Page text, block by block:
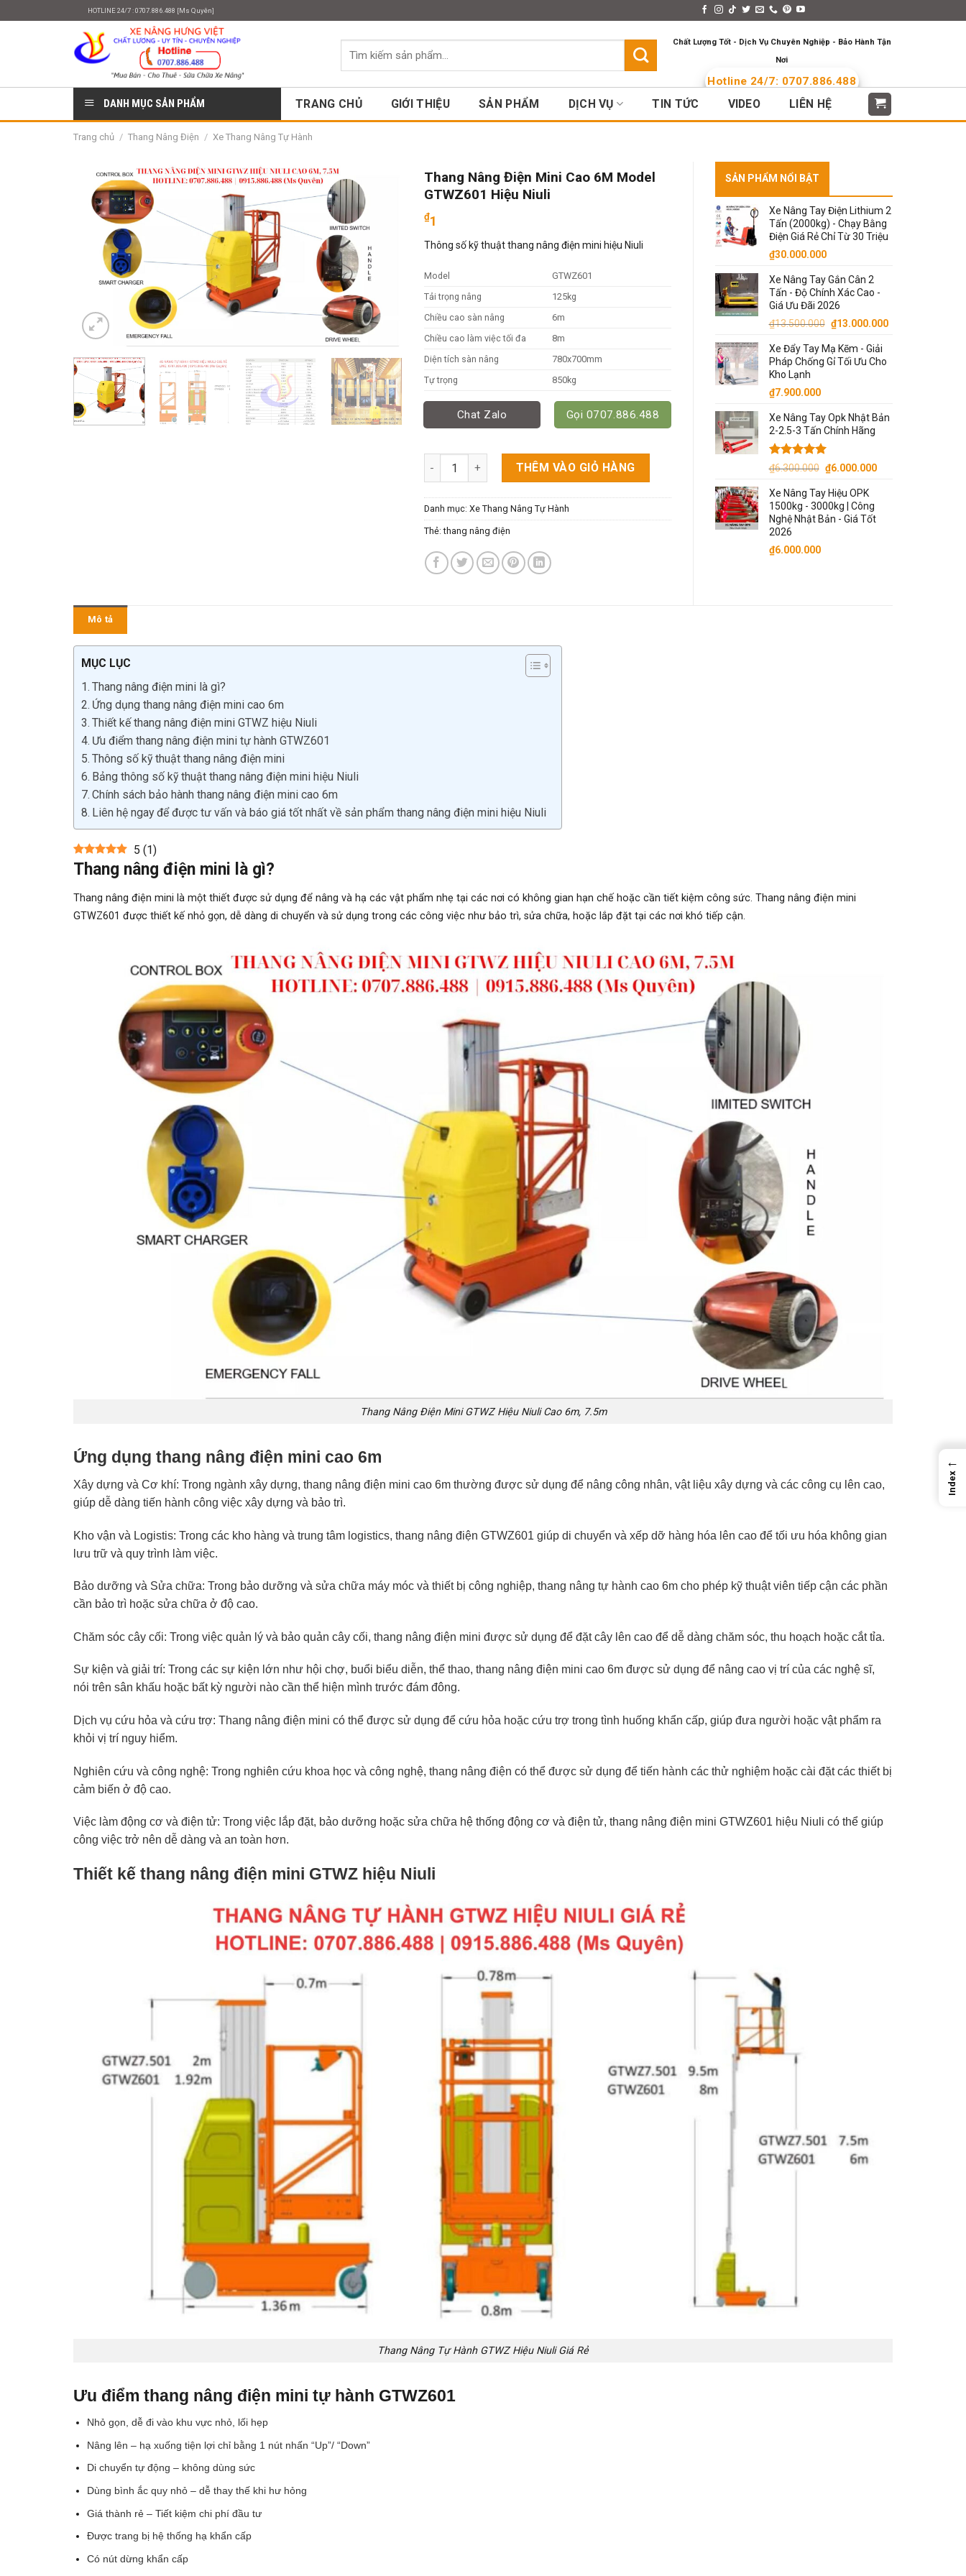
HOTLINE 24/7 : 0707.886.488 [Ms Quyên]
Tìm
Chất Lượng Tốt - Dịch Vụ Chuyên Nghiệp - Bảo Hành Tận
Nơi
Hotline 24/7: 0707.886.488
DANH MỤC SẢN PHẨM
TRANG CHỦ GIỚI THIỆU SẢN PHẨM DỊCH VỤ TIN TỨC VIDEO LIÊN HỆ
Trang chủ / Thang Nâng Điện / Xe Thang Nâng Tự Hành
Thang Nâng Điện Mini Cao 6M Model
GTWZ601 Hiệu Niuli
₫1
Thông số kỹ thuật thang nâng điện mini hiệu Niuli
Model
GTWZ601
Tải trọng nâng
125kg
Chiều cao sàn nâng
6m
Chiều cao làm việc tối đa
8m
Diện tích sàn nâng
780x700mm
Tự trọng
850kg
Chat Zalo Gọi 0707.886.488
Thang Nâng Điện Mini Cao 6M Model GTWZ601 Hiệu Niuli số lượng
THÊM VÀO GIỎ HÀNG
Danh mục: Xe Thang Nâng Tự Hành
Thẻ:thang nâng điện
SẢN PHẨM NỔI BẬT
Xe Nâng Tay Điện Lithium 2
Tấn (2000kg) - Chạy Bằng
Điện Giá Rẻ Chỉ Từ 30 Triệu
₫30.000.000
Xe Nâng Tay Gắn Cân 2
Tấn - Độ Chính Xác Cao -
Giá Ưu Đãi 2026
₫13.500.000 Giá
là:
₫13.500.000.
₫13.000.000Giá
Xe Đẩy Tay Mạ Kẽm - Giải
Pháp Chống Gỉ Tối Ưu Cho
Kho Lạnh
₫7.900.000
Xe Nâng Tay Opk Nhật Bản
2-2.5-3 Tấn Chính Hãng
Được xếp
5 sao
₫6.300.000 Giá
là:
₫6.300.000.
₫6.000.000Giá
₫6.000.000.
Xe Nâng Tay Hiệu OPK
1500kg - 3000kg | Công
Nghệ Nhật Bản - Giá Tốt
2026
₫6.000.000
Mô tả
MỤC LỤC
Thang nâng điện mini là gì?
Ứng dụng thang nâng điện mini cao 6m
Thiết kế thang nâng điện mini GTWZ hiệu Niuli
Ưu điểm thang nâng điện mini tự hành GTWZ601
Thông số kỹ thuật thang nâng điện mini
Bảng thông số kỹ thuật thang nâng điện mini hiệu Niuli
Chính sách bảo hành thang nâng điện mini cao 6m
Liên hệ ngay để được tư vấn và báo giá tốt nhất về sản phẩm thang nâng điện mini hiệu Niuli
5 (1)
Thang nâng điện mini là gì?
Thang nâng điện mini là một thiết được sử dụng để nâng và hạ các vật phẩm nhẹ tại các nơi có không gian hạn chế hoặc cần tiết kiệm công sức. Thang nâng điện mini
GTWZ601 được thiết kế nhỏ gọn, dễ dàng di chuyển và sử dụng trong các công việc như bảo trì, sửa chữa, hoặc lắp đặt tại các nơi khó tiếp cận.
Thang Nâng Điện Mini GTWZ Hiệu Niuli Cao 6m, 7.5m
Ứng dụng thang nâng điện mini cao 6m
Xây dựng và Cơ khí: Trong ngành xây dựng, thang nâng điện mini cao 6m thường được sử dụng để nâng công nhân, vật liệu xây dựng và các công cụ lên cao,
giúp dễ dàng tiến hành công việc xây dựng và bảo trì.
Kho vận và Logistis: Trong các kho hàng và trung tâm logistics, thang nâng điện GTWZ601 giúp di chuyển và xếp dỡ hàng hóa lên cao để tối ưu hóa không gian
lưu trữ và quy trình làm việc.
Bảo dưỡng và Sửa chữa: Trong bảo dưỡng và sửa chữa máy móc và thiết bị công nghiệp, thang nâng tự hành cao 6m cho phép kỹ thuật viên tiếp cận các phần
cần bảo trì hoặc sửa chữa ở độ cao.
Chăm sóc cây cối: Trong việc quản lý và bảo quản cây cối, thang nâng điện mini được sử dụng để đặt cây lên cao để dễ dàng chăm sóc, thu hoạch hoặc cắt tỉa.
Sự kiện và giải trí: Trong các sự kiện lớn như hội chợ, buổi biểu diễn, thể thao, thang nâng điện mini cao 6m được sử dụng để nâng cao vị trí của các nghệ sĩ,
nói trên sân khấu hoặc bất kỳ người nào cần thể hiện mình trước đám đông.
Dịch vụ cứu hỏa và cứu trợ: Thang nâng điện mini có thể được sử dụng để cứu hỏa hoặc cứu trợ trong tình huống khẩn cấp, giúp đưa người hoặc vật phẩm ra
khỏi vị trí nguy hiểm.
Nghiên cứu và công nghệ: Trong nghiên cứu khoa học và công nghệ, thang nâng điện có thể được sử dụng để tiến hành các thử nghiệm hoặc cài đặt các thiết bị
cảm biến ở độ cao.
Việc làm động cơ và điện tử: Trong việc lắp đặt, bảo dưỡng hoặc sửa chữa hệ thống động cơ và điện tử, thang nâng điện mini GTWZ601 hiệu Niuli có thể giúp
công việc trở nên dễ dàng và an toàn hơn.
Thiết kế thang nâng điện mini GTWZ hiệu Niuli
Thang Nâng Tự Hành GTWZ Hiệu Niuli Giá Rẻ
Ưu điểm thang nâng điện mini tự hành GTWZ601
Nhỏ gọn, dễ đi vào khu vực nhỏ, lối hẹp
Nâng lên – hạ xuống tiện lợi chỉ bằng 1 nút nhấn “Up”/ “Down”
Di chuyển tự động – không dùng sức
Dùng bình ắc quy nhỏ – dễ thay thế khi hư hỏng
Giá thành rẻ – Tiết kiệm chi phí đầu tư
Được trang bị hệ thống hạ khẩn cấp
Có nút dừng khẩn cấp
←
Index